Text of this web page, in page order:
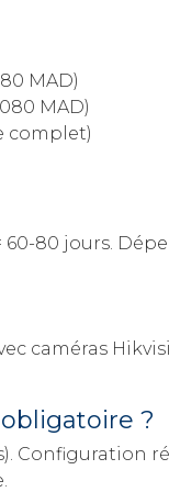
MAD)
MAD)
complet)
60-80 jours.
caméras
?
Configuration